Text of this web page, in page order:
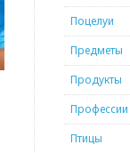
Поцелуи
Предметы
Продукты
Профессии
Птицы